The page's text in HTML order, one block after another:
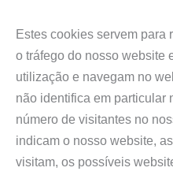
Estes cookies servem para
o tráfego do nosso website
utilização e navegam no
não identifica em particular
número de visitantes no
indicam o nosso website,
visitam, os possíveis